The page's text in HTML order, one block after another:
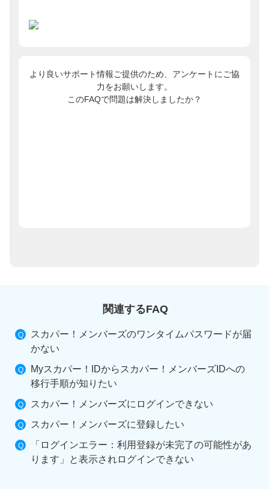
より良いサポート情報ご提供のため、アンケートにご協
力をお願いします。
このFAQで問題は解決しましたか？
関連するFAQ
スカパー！メンバーズのワンタイムパスワードが届
かない
Myスカパー！IDからスカパー！メンバーズIDへの
移行手順が知りたい
スカパー！メンバーズにログインできない
スカパー！メンバーズに登録したい
「ログインエラー：利用登録が未完了の可能性があ
ります」と表示されログインできない